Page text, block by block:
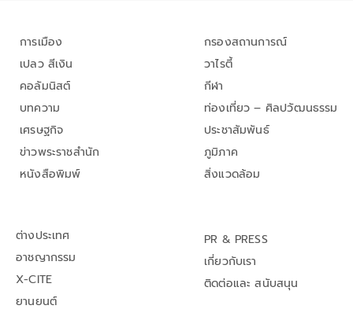
การเมือง
เปลว สีเงิน
คอลัมนิสต์
บทความ
เศรษฐกิจ
ข่าวพระราชสำนัก
หนังสือพิมพ์
กรองสถานการณ์
วาไรตี้
กีฬา
ท่องเที่ยว – ศิลปวัฒนธรรม
ประชาสัมพันธ์
ภูมิภาค
สิ่งแวดล้อม
ต่างประเทศ
อาชญากรรม
X-CITE
ยานยนต์
PR & PRESS
เกี่ยวกับเรา
ติดต่อและ สนับสนุน